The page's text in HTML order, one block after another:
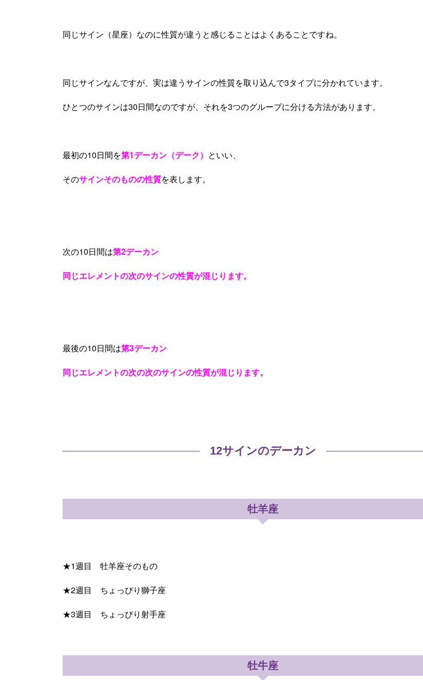
同じサイン（星座）なのに性質が違うと感じることはよくあることですね。
同じサインなんですが、実は違うサインの性質を取り込んで3タイプに分かれています。
ひとつのサインは30日間なのですが、それを3つのグループに分ける方法があります。
最初の10日間を第1デーカン（デーク） といい、
そのサインそのものの性質を表します。
次の10日間は第2デーカン
同じエレメントの次のサインの性質が混じります。
最後の10日間は第3デーカン
同じエレメントの次の次のサインの性質が混じります。
12サインのデーカン
牡羊座
★1週目 牡羊座そのもの
★2週目 ちょっぴり獅子座
★3週目 ちょっぴり射手座
牡牛座